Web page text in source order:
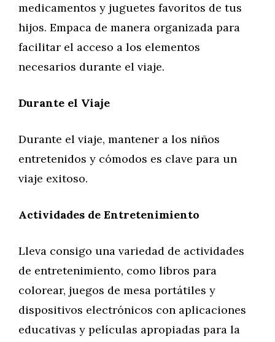
medicamentos y juguetes favoritos de tus
hijos. Empaca de manera organizada para
facilitar el acceso a los elementos
necesarios durante el viaje.
Durante el Viaje
Durante el viaje, mantener a los niños
entretenidos y cómodos es clave para un
viaje exitoso.
Actividades de Entretenimiento
Lleva consigo una variedad de actividades
de entretenimiento, como libros para
colorear, juegos de mesa portátiles y
dispositivos electrónicos con aplicaciones
educativas y películas apropiadas para la